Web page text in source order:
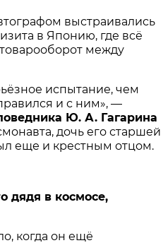
выстраивались
в Японию, где всё
между
испытание, чем
и с ним», —
Ю. А. Гагарина
дочь его старшей
еще и крестным отцом.
дядя в космосе,
когда он ещё